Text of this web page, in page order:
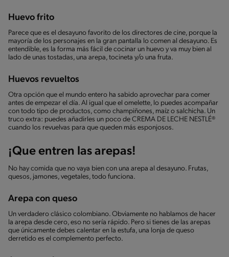
Huevo frito
Parece que es el desayuno favorito de los directores de cine, porque la
mayoría de los personajes en la gran pantalla lo comen al desayuno. Es
entendible, es la forma más fácil de cocinar un huevo y va muy bien al
lado de unas tostadas, una arepa, tocineta y/o una fruta.
Huevos revueltos
Otra opción que el mundo entero ha sabido aprovechar para comer
antes de empezar el día. Al igual que el omelette, lo puedes acompañar
con todo tipo de productos, como champiñones, maíz o salchicha. Un
truco extra: puedes añadirles un poco de CREMA DE LECHE NESTLÉ®
cuando los revuelvas para que queden más esponjosos.
¡Que entren las arepas!
No hay comida que no vaya bien con una arepa al desayuno. Frutas,
quesos, jamones, vegetales, todo funciona.
Arepa con queso
Un verdadero clásico colombiano. Obviamente no hablamos de hacer
la arepa desde cero, eso no sería rápido. Pero si tienes de las arepas
que únicamente debes calentar en la estufa, una lonja de queso
derretido es el complemento perfecto.